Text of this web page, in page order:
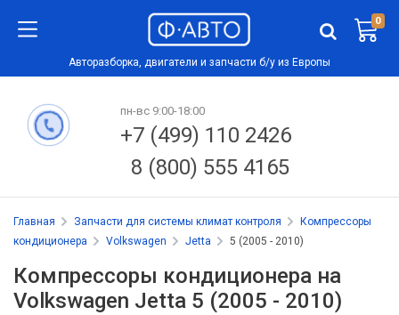
0
Авторазборка, двигатели и запчасти б/у из Европы
пн-вс 9:00-18:00
+7 (499) 110 2426
8 (800) 555 4165
Главная Запчасти для системы климат контроля
Компрессоры
кондиционера
Volkswagen Jetta 5 (2005 - 2010)
Компрессоры кондиционера на
Volkswagen Jetta 5 (2005 - 2010)